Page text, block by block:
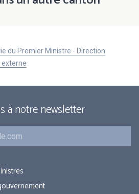
du Premier Ministre - Direction
externe
à notre newsletter